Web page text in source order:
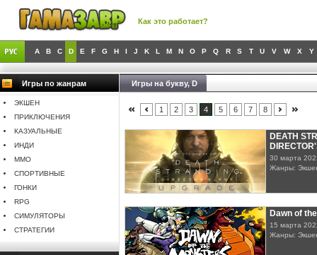
Как это работает?
A B C D E F G H I J K L M N O P Q R S T U V W X Y
Игры по жанрам
ЭКШЕН
ПРИКЛЮЧЕНИЯ
КАЗУАЛЬНЫЕ
ИНДИ
MMO
СПОРТИВНЫЕ
ГОНКИ
RPG
СИМУЛЯТОРЫ
СТРАТЕГИИ
Игры на букву, D
1 2 3 4 5 6 7 8
DEATH
30 марта
Жанры:
Dawn of
15 марта
Жанры: